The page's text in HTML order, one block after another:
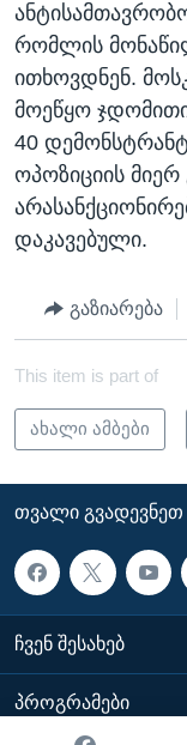
რომლის
ითხოვდნენ.
მოეწყო
40
ოპოზიციის
დაკავებული.
გაზიარება
This item is part of
ახალი ამბები
ᲗᲕᲐᲚᲘ ᲒᲕᲐᲓᲔᲕᲜᲔᲗ
ᲩᲕᲔᲜ ᲨᲔᲡᲐᲮᲔᲑ
ᲞᲠᲝᲒᲠᲐᲛᲔᲑᲘ